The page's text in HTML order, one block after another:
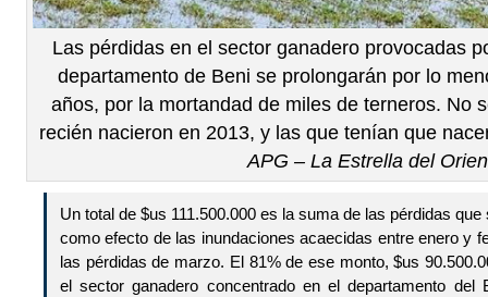
Las pérdidas en el sector ganadero provocadas
departamento de Beni se prolongarán por lo
años, por la mortandad de miles de terneros. No
recién nacieron en 2013, y las que tenían que
APG – La Estrella del
Un total de $us 111.500.000 es la suma de las pérdidas
como efecto de las inundaciones acaecidas entre enero y
las pérdidas de marzo. El 81% de ese monto, $us
el sector ganadero concentrado en el departamento del